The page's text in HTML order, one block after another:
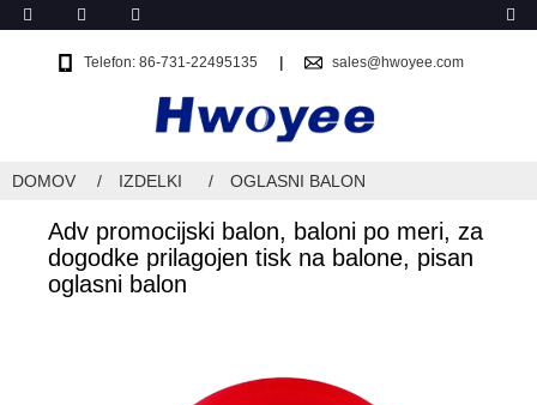
Telefon: 86-731-22495135 sales@hwoyee.com
DOMOV IZDELKI OGLASNI BALON
Adv promocijski balon, baloni po meri, za
dogodke prilagojen tisk na balone, pisan
oglasni balon